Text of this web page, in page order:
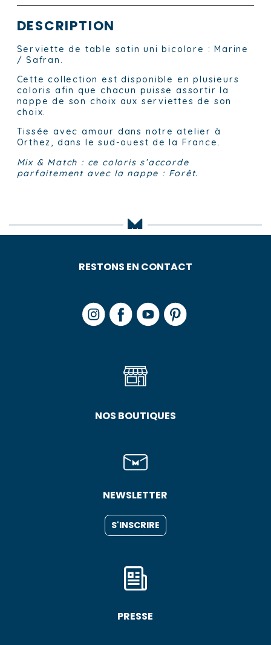
DESCRIPTION
Serviette de table satin uni bicolore : Marine
/ Safran.
Cette collection est disponible en plusieurs
coloris afin que chacun puisse assortir la
nappe de son choix aux serviettes de son
choix.
Tissée avec amour dans notre atelier à
Orthez, dans le sud-ouest de la France.
Mix & Match : ce coloris s’accorde
parfaitement avec la nappe : Forêt.
RESTONS EN CONTACT
NOS BOUTIQUES
NEWSLETTER
S'INSCRIRE
PRESSE